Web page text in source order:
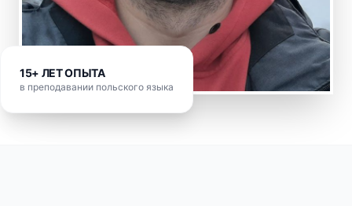
15+ ЛЕТ ОПЫТА
в преподавании польского языка